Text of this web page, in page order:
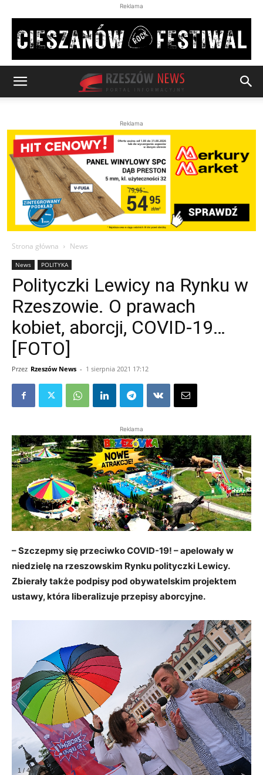
Reklama
Reklama
Strona główna News
News POLITYKA
Polityczki Lewicy na Rynku w
Rzeszowie. O prawach
kobiet, aborcji, COVID-19…
[FOTO]
Przez Rzeszów News - 1 sierpnia 2021 17:12
Reklama
– Szczepmy się przeciwko COVID-19! – apelowały w
niedzielę na rzeszowskim Rynku polityczki Lewicy.
Zbierały także podpisy pod obywatelskim projektem
ustawy, która liberalizuje przepisy aborcyjne.
1/46